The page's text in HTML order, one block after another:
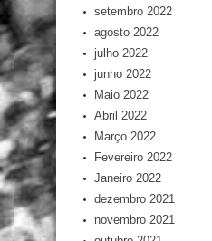
setembro 2022
agosto 2022
julho 2022
junho 2022
Maio 2022
Abril 2022
Março 2022
Fevereiro 2022
Janeiro 2022
dezembro 2021
novembro 2021